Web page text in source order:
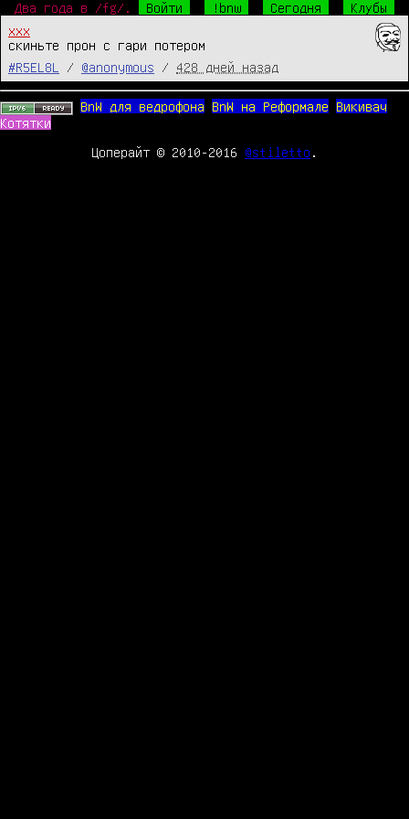
Два года в /fg/. Войти !bnw Сегодня
Клубы
xxx
скиньте прон с гари потером
#R5EL8L
/ @anonymous / 428 дней назад
BnW для ведрофона BnW на Реформале
Викивач
Котятки
Цоперайт © 2010-2016 @stiletto